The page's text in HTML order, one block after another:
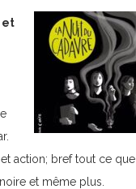
et
action; bref tout ce que
et même plus.